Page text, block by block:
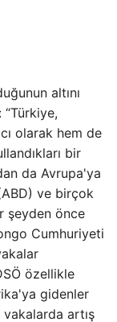
altını
olarak hem de
bir
da Avrupa'ya
ve birçok
şeyden önce
Cumhuriyeti
özellikle
gidenler
vakalarda artış